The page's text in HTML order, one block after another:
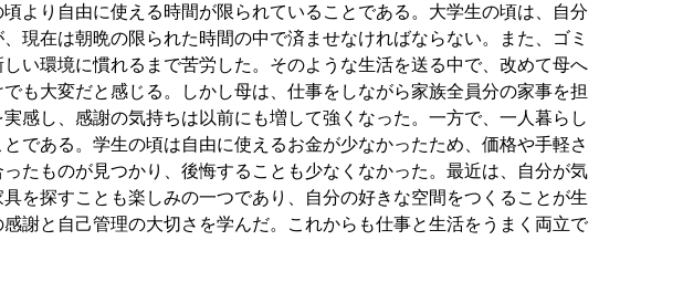
より自由に使える時間が限られていることである。大学生の頃は、自分
現在は朝晩の限られた時間の中で済ませなければならない。また、ゴミ
い環境に慣れるまで苦労した。そのような生活を送る中で、改めて母へ
も大変だと感じる。しかし母は、仕事をしながら家族全員分の家事を担
感し、感謝の気持ちは以前にも増して強くなった。一方で、一人暮らし
である。学生の頃は自由に使えるお金が少なかったため、価格や手軽さ
たものが見つかり、後悔することも少なくなかった。最近は、自分が気
を探すことも楽しみの一つであり、自分の好きな空間をつくることが生
謝と自己管理の大切さを学んだ。これからも仕事と生活をうまく両立で